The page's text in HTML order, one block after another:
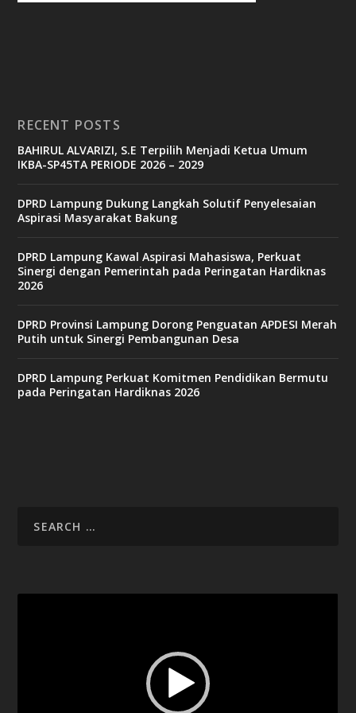
e
t
c
a
i
n
o
v
9
c
a
8
i
RECENT POSTS
BAHIRUL ALVARIZI, S.E Terpilih Menjadi Ketua Umum
IKBA-SP45TA PERIODE 2026 – 2029
DPRD Lampung Dukung Langkah Solutif Penyelesaian
Aspirasi Masyarakat Bakung
DPRD Lampung Kawal Aspirasi Mahasiswa, Perkuat
Sinergi dengan Pemerintah pada Peringatan Hardiknas
2026
DPRD Provinsi Lampung Dorong Penguatan APDESI Merah
Putih untuk Sinergi Pembangunan Desa
DPRD Lampung Perkuat Komitmen Pendidikan Bermutu
pada Peringatan Hardiknas 2026